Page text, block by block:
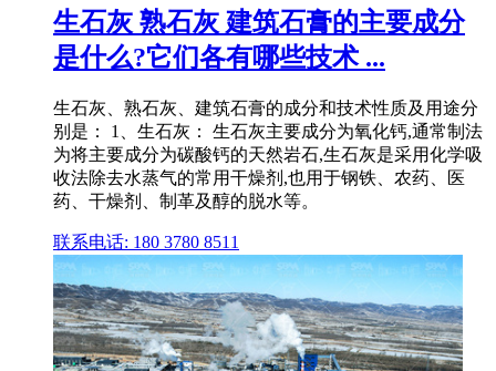
生石灰 熟石灰 建筑石膏的主要成分
是什么?它们各有哪些技术 ...
生石灰、熟石灰、建筑石膏的成分和技术性质及用途分
别是： 1、生石灰： 生石灰主要成分为氧化钙,通常制法
为将主要成分为碳酸钙的天然岩石,生石灰是采用化学吸
收法除去水蒸气的常用干燥剂,也用于钢铁、农药、医
药、干燥剂、制革及醇的脱水等。
联系电话: 180 3780 8511